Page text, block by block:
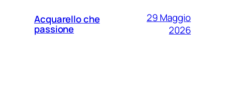
Acquarello che
passione
29 Maggio
2026